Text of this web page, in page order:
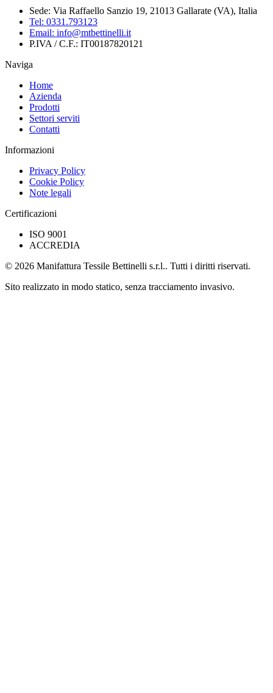
Sede: Via Raffaello Sanzio 19, 21013 Gallarate (VA), Italia
Tel: 0331.793123
Email: info@mtbettinelli.it
P.IVA / C.F.: IT00187820121
Naviga
Home
Azienda
Prodotti
Settori serviti
Contatti
Informazioni
Privacy Policy
Cookie Policy
Note legali
Certificazioni
ISO 9001
ACCREDIA
© 2026 Manifattura Tessile Bettinelli s.r.l.. Tutti i diritti riservati.
Sito realizzato in modo statico, senza tracciamento invasivo.